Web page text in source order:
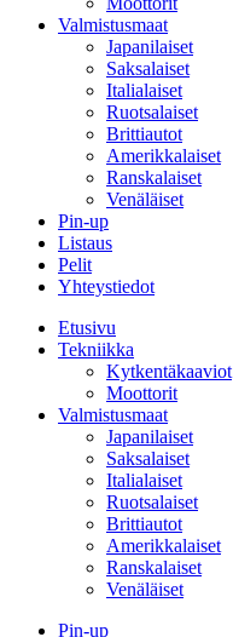
Valmistusmaat
Japanilaiset
Saksalaiset
Italialaiset
Ruotsalaiset
Brittiautot
Amerikkalaiset
Ranskalaiset
Venäläiset
Pin-up
Listaus
Pelit
Yhteystiedot
Etusivu
Tekniikka
Kytkentäkaaviot
Moottorit
Valmistusmaat
Japanilaiset
Saksalaiset
Italialaiset
Ruotsalaiset
Brittiautot
Amerikkalaiset
Ranskalaiset
Venäläiset
Pin-up